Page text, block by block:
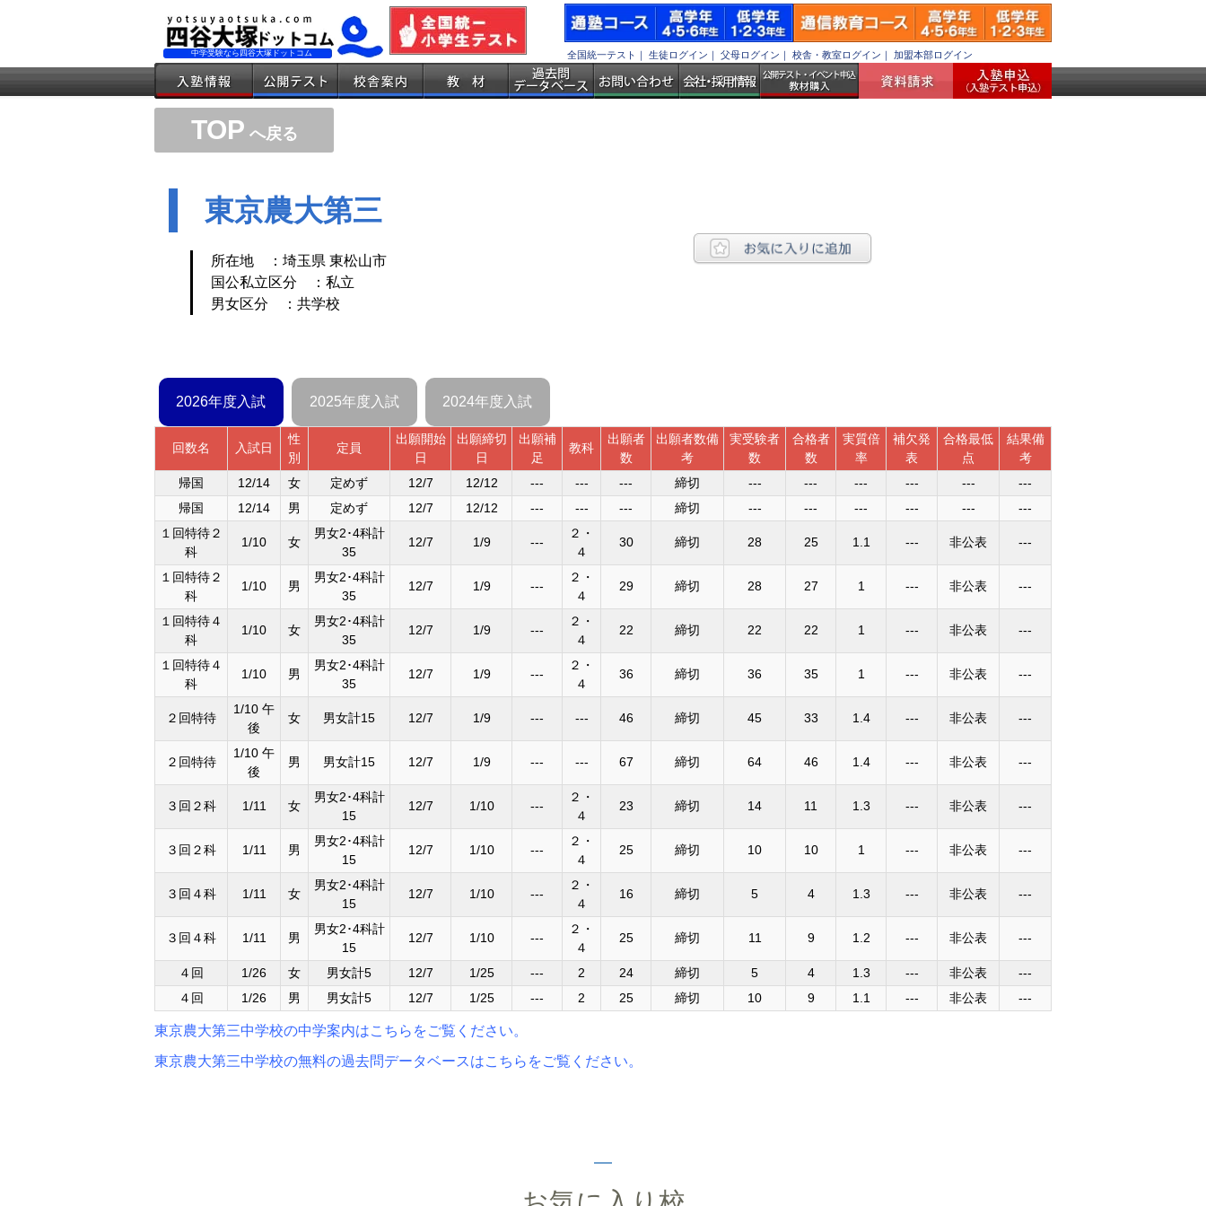
中学受験なら四谷大塚ドットコム 全国統一テスト ｜ 生徒ログイン ｜ 父母ログイン ｜ 校舎・教室ログイン ｜ 加盟本部ログイン
TOP へ戻る
東京農大第三
所在地 ：埼玉県 東松山市
国公私立区分 ：私立
男女区分 ：共学校
2026年度入試 2025年度入試 2024年度入試
回数名 入試日
性
別
定員
出願開始
日
出願締切
日
出願補
足
教科
出願者
数
出願者数備
考
実受験者
数
合格者
数
実質倍
率
補欠発
表
合格最低
点
結果備
考
帰国
12/14 女 定めず 12/7 12/12 --- --- --- 締切 --- --- --- --- ---
---
帰国
12/14 男 定めず 12/7 12/12 --- --- --- 締切 --- --- --- --- ---
---
１回特待２
科
1/10 女
男女2･4科計
35
12/7 1/9 ---
２・
４
30 締切 28 25 1.1 --- 非公表 ---
１回特待２
科
1/10 男
男女2･4科計
35
12/7 1/9 ---
２・
４
29 締切 28 27 1 --- 非公表 ---
１回特待４
科
1/10 女
男女2･4科計
35
12/7 1/9 ---
２・
４
22 締切 22 22 1 --- 非公表 ---
１回特待４
科
1/10 男
男女2･4科計
35
12/7 1/9 ---
２・
４
36 締切 36 35 1 --- 非公表 ---
２回特待
1/10 午
後
女 男女計15 12/7 1/9 --- --- 46 締切 45 33 1.4 --- 非公表 ---
２回特待
1/10 午
後
男 男女計15 12/7 1/9 --- --- 67 締切 64 46 1.4 --- 非公表 ---
３回２科 1/11 女
男女2･4科計
15
12/7 1/10 ---
２・
４
23 締切 14 11 1.3 --- 非公表 ---
３回２科 1/11 男
男女2･4科計
15
12/7 1/10 ---
２・
４
25 締切 10 10 1 --- 非公表 ---
３回４科 1/11 女
男女2･4科計
15
12/7 1/10 ---
２・
４
16 締切 5 4 1.3 --- 非公表 ---
３回４科 1/11 男
男女2･4科計
15
12/7 1/10 ---
２・
４
25 締切 11 9 1.2 --- 非公表 ---
４回 1/26 女 男女計5 12/7 1/25 --- 2 24 締切 5 4 1.3 --- 非公表
---
４回
1/26 男 男女計5 12/7 1/25 --- 2 25 締切 10 9 1.1 --- 非公表 ---
東京農大第三中学校の中学案内はこちらをご覧ください。
東京農大第三中学校の無料の過去問データベースはこちらをご覧ください。